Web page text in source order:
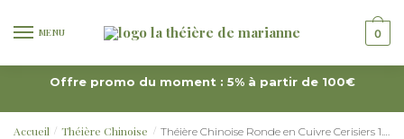
MENU 0
Offre promo du moment : 5% à partir de 100€
Accueil / Théière Chinoise / Théière Chinoise Ronde en Cuivre Cerisiers 1.5L